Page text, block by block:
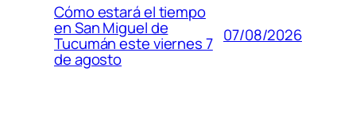
Cómo estará el tiempo
en San Miguel de
Tucumán este viernes 7
de agosto
07/08/2026